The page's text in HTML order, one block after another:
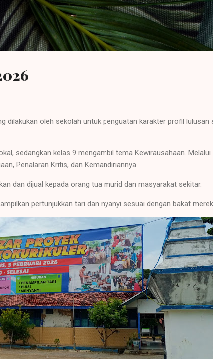
Langsung ke konten utama
dilakukan oleh sekolah untuk penguatan karakter profil lulusan
sedangkan kelas 9 mengambil tema Kewirausahaan.
Penalaran Kritis, dan Kemandiriannya.
dan dijual kepada orang tua murid dan masyarakat sekitar.
pertunjukkan tari dan nyanyi sesuai dengan bakat